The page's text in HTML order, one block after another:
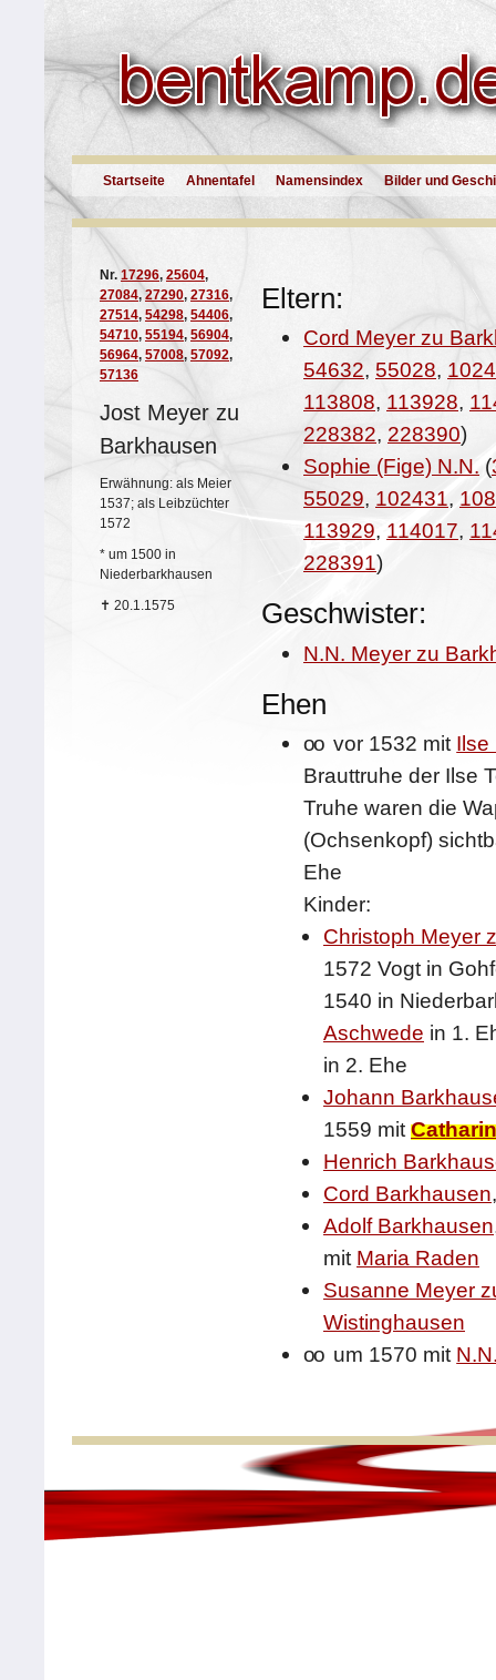
Startseite Ahnentafel Namensindex Bilder und
Nr. 17296, 25604,
27084, 27290, 27316,
27514, 54298, 54406,
54710, 55194, 56904,
56964, 57008, 57092,
57136
Jost Meyer zu
Barkhausen
Erwähnung: als Meier
1537; als Leibzüchter
1572
* um 1500 in
Niederbarkhausen
✝ 20.1.1575
Eltern:
Cord Meyer zu
54632, 55028,
113808, 113928,
228382, 228390)
Sophie (Fige) N.N. (
55029, 102431,
113929, 114017,
228391)
Geschwister:
N.N. Meyer zu
Ehen
oo vor 1532 mit Ilse
Brauttruhe der Ilse
Truhe waren die
(Ochsenkopf)
Ehe
Kinder:
Christoph Meyer
1572 Vogt in
1540 in
Aschwede in 1.
in 2. Ehe
Johann
1559 mit
Henrich
Cord Barkhausen
Adolf Barkhausen
mit Maria Raden
Susanne Meyer
Wistinghausen
oo um 1570 mit